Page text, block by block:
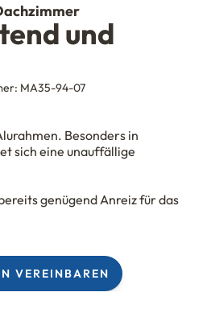
und
MA35-94-07
Besonders in
sich eine unauffällige
genügend Anreiz für das
VEREINBAREN